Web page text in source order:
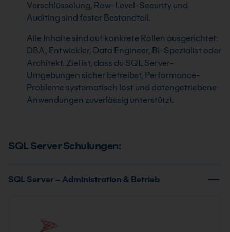
Verschlüsselung, Row-Level-Security und
Auditing sind fester Bestandteil.
Alle Inhalte sind auf konkrete Rollen ausgerichtet:
DBA, Entwickler, Data Engineer, BI-Spezialist oder
Architekt. Ziel ist, dass du SQL Server-
Umgebungen sicher betreibst, Performance-
Probleme systematisch löst und datengetriebene
Anwendungen zuverlässig unterstützt.
SQL Server Schulungen:
SQL Server – Administration & Betrieb